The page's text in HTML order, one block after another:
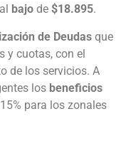
bajo de $18.895.
de Deudas que
y cuotas, con el
de los servicios. A
los beneficios
para los zonales